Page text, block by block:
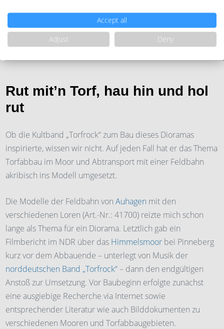
Rut mit’n Torf, hau hin und hol
rut
Ob die Kultband „Torfrock“ zum Bau dieses Dioramas
inspirierte, wissen wir nicht. Auf jeden Fall hat er das Thema
Torfabbau im Moor und Abtransport mit einer Feldbahn
akribisch ins Modell umgesetzt.
Die Modelle der Feldbahn vonAuhagen mit den
verschiedenen Loren (Art.-Nr.: 41700) reizte mich schon
lange als Thema für ein Diorama. Letztlich gab ein
Filmbericht im NDR über das Himmelsmoor bei Pinneberg
kurz vor dem Abbauende – unterlegt von Musik der
norddeutschen Band „Torfrock“– dann den endgültigen
Anstoß zur Umsetzung. Vor Baubeginn erfolgte zunächst
eine ausgiebige Recherche via Internet sowie
entsprechender Literatur wie auch Bilddokumenten zu
verschiedenen Mooren und Torfabbaugebieten.
Impressionen
Fazit
Verwendete Materialien
Accept all
Adjust
Deny